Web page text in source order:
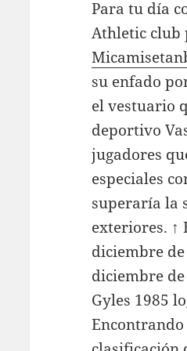
Para tu día
Athletic club
su enfado
el vestuario
deportivo
jugadores
especiales
superaría la
exteriores. ↑
diciembre
diciembre
Gyles 1985